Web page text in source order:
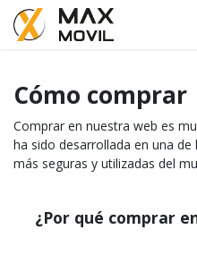
Zum Inhalt springen
Cómo comprar
Comprar en nuestra web es
ha sido desarrollada en una
más seguras y utilizadas del
¿Por qué comprar